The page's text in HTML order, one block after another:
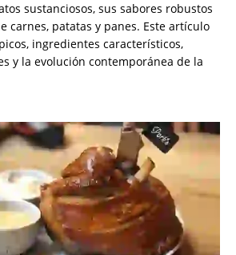
sustanciosos, sus sabores robustos
carnes, patatas y panes. Este artículo
ingredientes característicos,
y la evolución contemporánea de la